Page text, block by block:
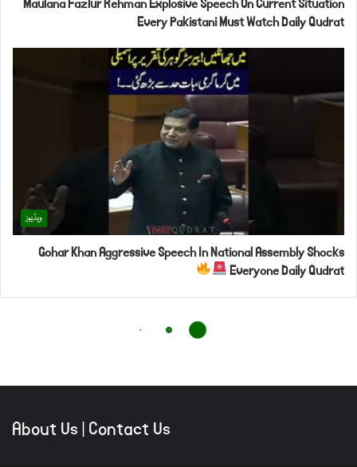
About Us|Contact Us